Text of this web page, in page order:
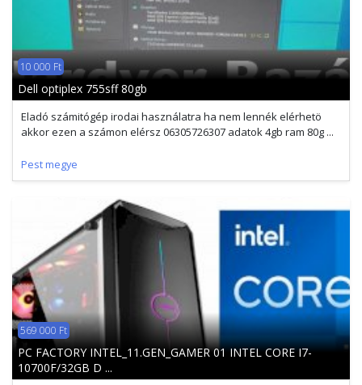
10 000 Ft
Dell optiplex 755sff 80gb
Eladó számitógép irodai használatra ha nem lennék elérhetö
akkor ezen a számon elérsz 06305726307 adatok 4gb ram 80g ...
Pest megye
569 000 Ft
PC FACTORY INTEL_11.GEN_GAMER 01 INTEL CORE I7-
10700F/32GB D ...